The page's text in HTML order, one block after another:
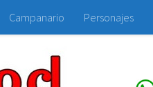
Campanario Personajes